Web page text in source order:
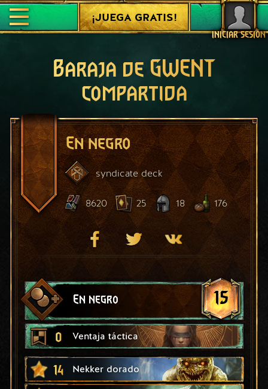
INICIAR SESIÓN
¡JUEGA GRATIS!
Baraja de GWENT
compartida
En negro
syndicate deck
8620 25 18 176
En negro 15
0 Ventaja táctica
14 Nekker dorado